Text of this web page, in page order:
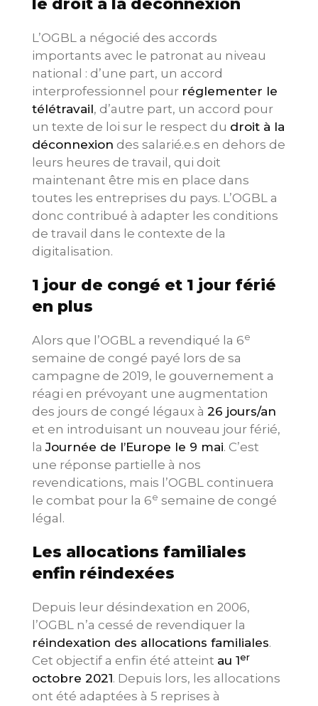
le droit à la déconnexion
L’OGBL a négocié des accords
importants avec le patronat au niveau
national : d’une part, un accord
interprofessionnel pour réglementer le
télétravail, d’autre part, un accord pour
un texte de loi sur le respect du droit à la
déconnexion des salarié.e.s en dehors de
leurs heures de travail, qui doit
maintenant être mis en place dans
toutes les entreprises du pays. L’OGBL a
donc contribué à adapter les conditions
de travail dans le contexte de la
digitalisation.
1 jour de congé et 1 jour férié
en plus
Alors que l’OGBL a revendiqué la 6e
semaine de congé payé lors de sa
campagne de 2019, le gouvernement a
réagi en prévoyant une augmentation
des jours de congé légaux à 26 jours/an
et en introduisant un nouveau jour férié,
laJournée de l’Europe le 9 mai. C’est
une réponse partielle à nos
revendications, mais l’OGBL continuera
le combat pour la 6e semaine de congé
légal.
Les allocations familiales
enfin réindexées
Depuis leur désindexation en 2006,
l’OGBL n’a cessé de revendiquer la
réindexation des allocations familiales.
Cet objectif a enfin été atteint au 1er
octobre 2021. Depuis lors, les allocations
ont été adaptées à 5 reprises à